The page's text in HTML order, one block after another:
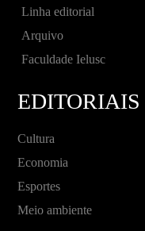
Linha editorial
Arquivo
Faculdade Ielusc
EDITORIAIS
Cultura
Economia
Esportes
Meio ambiente